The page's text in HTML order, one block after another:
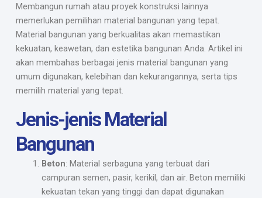
Membangun rumah atau proyek konstruksi lainnya
memerlukan pemilihan material bangunan yang tepat.
Material bangunan yang berkualitas akan memastikan
kekuatan, keawetan, dan estetika bangunan Anda. Artikel ini
akan membahas berbagai jenis material bangunan yang
umum digunakan, kelebihan dan kekurangannya, serta tips
memilih material yang tepat.
Jenis-jenis Material
Bangunan
Beton: Material serbaguna yang terbuat dari
campuran semen, pasir, kerikil, dan air. Beton memiliki
kekuatan tekan yang tinggi dan dapat digunakan